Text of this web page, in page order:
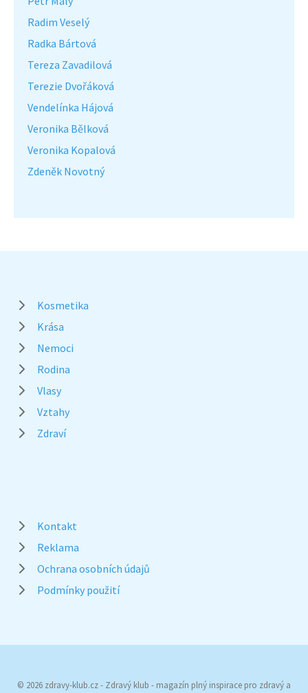
Radim Veselý
Radka Bártová
Tereza Zavadilová
Terezie Dvořáková
Vendelínka Hájová
Veronika Bělková
Veronika Kopalová
Zdeněk Novotný
Kosmetika
Krása
Nemoci
Rodina
Vlasy
Vztahy
Zdraví
Kontakt
Reklama
Ochrana osobních údajů
Podmínky použití
© 2026 zdravy-klub.cz - Zdravý klub - magazín plný inspirace pro zdravý a